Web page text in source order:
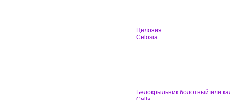
Целозия
Celosia
Белокрыльник болотный или